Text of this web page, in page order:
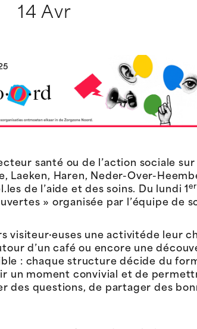
14 Avr
santé ou de l’action sociale
Laeken, Haren, Neder-Over-
de l’aide et des soins. Du lundi 1 er
» organisée par l’équipe de
visiteur·euses une activitéde leur
d’un café ou encore une
: chaque structure décide du
un moment convivial et de
des questions, de partager des